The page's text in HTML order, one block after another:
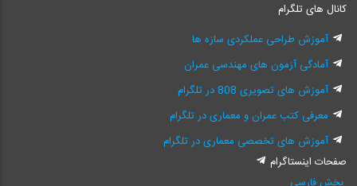
کانال های تلگرام
آموزش طراحی عملکردی سازه ها
آمادگی آزمون های مهندسی عمران
آموزش های تصویری 808 در تلگرام
معرفی کتب عمران و معماری در تلگرام
آموزش های تخصصی معماری در تلگرام
صفحات اینستاگرام